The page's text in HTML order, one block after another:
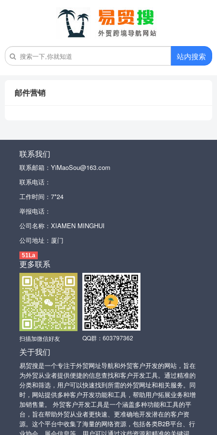
站内搜索
邮件营销
联系我们
联系邮箱：YiMaoSou@163.com
联系电话：
工作时间：7*24
举报电话：
公司名称：XIAMEN MINGHUI
公司地址：厦门
51La
更多联系
扫描加微信好友 QQ群：603797362
关于我们
易贸搜是一个专注于外贸网址导航和外贸客户开发的网站，旨在
为外贸从业者提供便捷的信息查找和客户开发工具。通过精准的
分类和筛选，用户可以快速找到所需的外贸网址和相关服务。同
时，网站提供多种客户开发功能和工具，帮助用户拓展业务和增
加销售量。 外贸客户开发工具是一个涵盖多种功能和工具的平
台，旨在帮助外贸从业者更快速、更准确地开发潜在的客户资
源。这个平台中收集了海量的网络资源，包括各类B2B平台、行